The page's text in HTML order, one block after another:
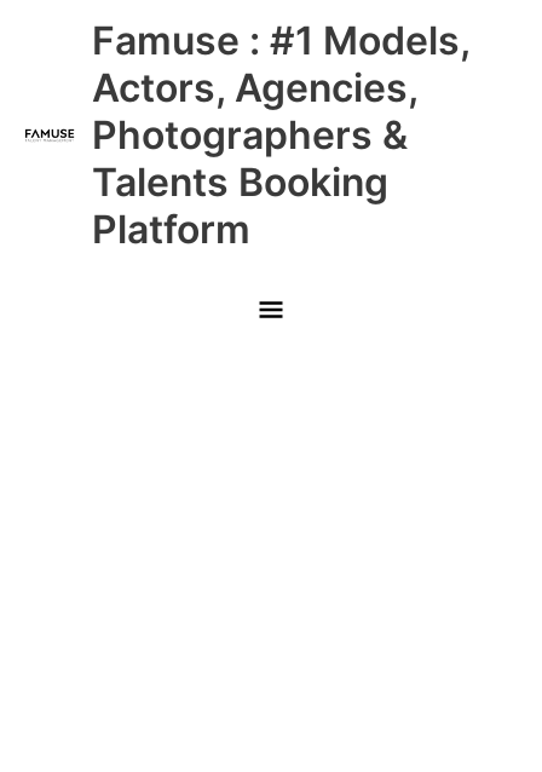
Famuse : #1 Models,
Actors, Agencies,
Photographers &
Talents Booking
Platform
Main
Menu